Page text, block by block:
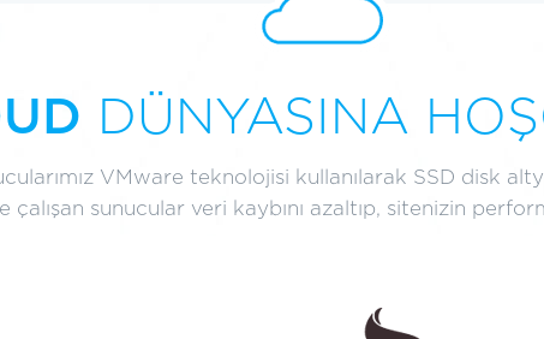
DÜNYASINA
VMware teknolojisi kullanılarak SSD disk
çalışan sunucular veri kaybını azaltıp, sitenizin